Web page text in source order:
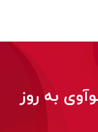
به روز